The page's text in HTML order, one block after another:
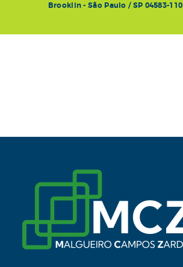
Brooklin - São Paulo / SP 04583-110